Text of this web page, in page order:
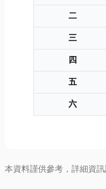
二
三
四
五
六
本資料謹供參考，詳細資